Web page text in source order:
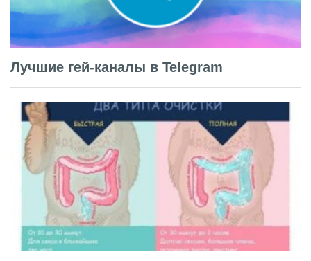
Лучшие гей-каналы в Telegram